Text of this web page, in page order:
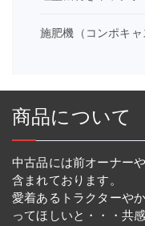
施肥機（コンポキ
商品について
中古品には前オーナー
含まれております。
愛着あるトラクターや
ってほしいと・・・共